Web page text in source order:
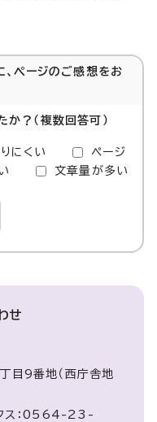
、ページのご感想をお
？（複数回答可）
にくい
ページ
文章量が多い
せ
9番地（西庁舎地
ス：0564-23-